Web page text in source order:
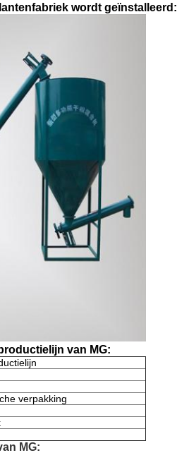
wordt geïnstalleerd:
van MG:
verpakking
MG: